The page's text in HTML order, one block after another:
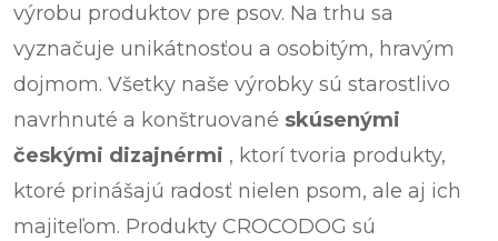
výrobu produktov pre psov. Na trhu sa
vyznačuje unikátnosťou a osobitým, hravým
dojmom. Všetky naše výrobky sú starostlivo
navrhnuté a konštruované skúsenými
českými dizajnérmi , ktorí tvoria produkty,
ktoré prinášajú radosť nielen psom, ale aj ich
majiteľom. Produkty CROCODOG sú